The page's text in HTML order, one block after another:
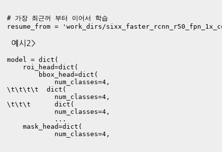
# 가장 최근꺼 부터 이어서 학습
예시2>
model = dict(
    roi_head=dict(
        bbox_head=dict(
            num_classes=4,
\t\t\t\t  dict(
            num_classes=4,
\t\t\t      dict(
            num_classes=4,
            ...
    mask_head=dict(
            num_classes=4,